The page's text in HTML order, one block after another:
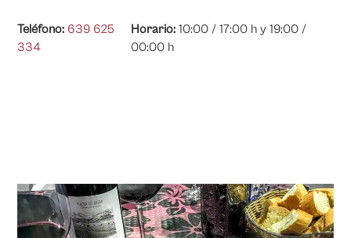
Teléfono: 639 625
334
Horario:10:00 / 17:00 h y 19:00 /
00:00 h